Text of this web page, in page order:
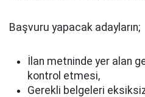
Başvuru yapacak adayların;
İlan metninde yer alan
kontrol etmesi,
Gerekli belgeleri